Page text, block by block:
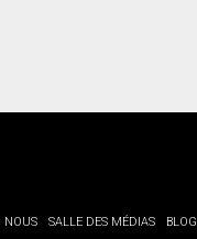
NOUS SALLE DES MÉDIAS